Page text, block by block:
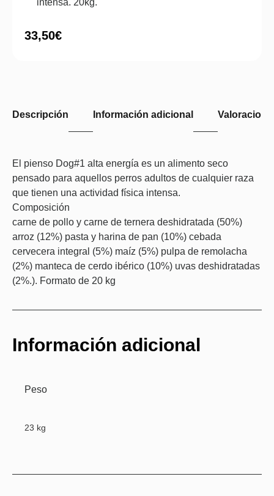
33,50€
Descripción Información adicional
El pienso Dog#1 alta energía es un alimento seco
pensado para aquellos perros adultos de cualquier raza
que tienen una actividad física intensa.
Composición
carne de pollo y carne de ternera deshidratada (50%)
arroz (12%) pasta y harina de pan (10%) cebada
cervecera integral (5%) maíz (5%) pulpa de remolacha
(2%) manteca de cerdo ibérico (10%) uvas deshidratadas
(2%.). Formato de 20 kg
Información adicional
Peso
23 kg